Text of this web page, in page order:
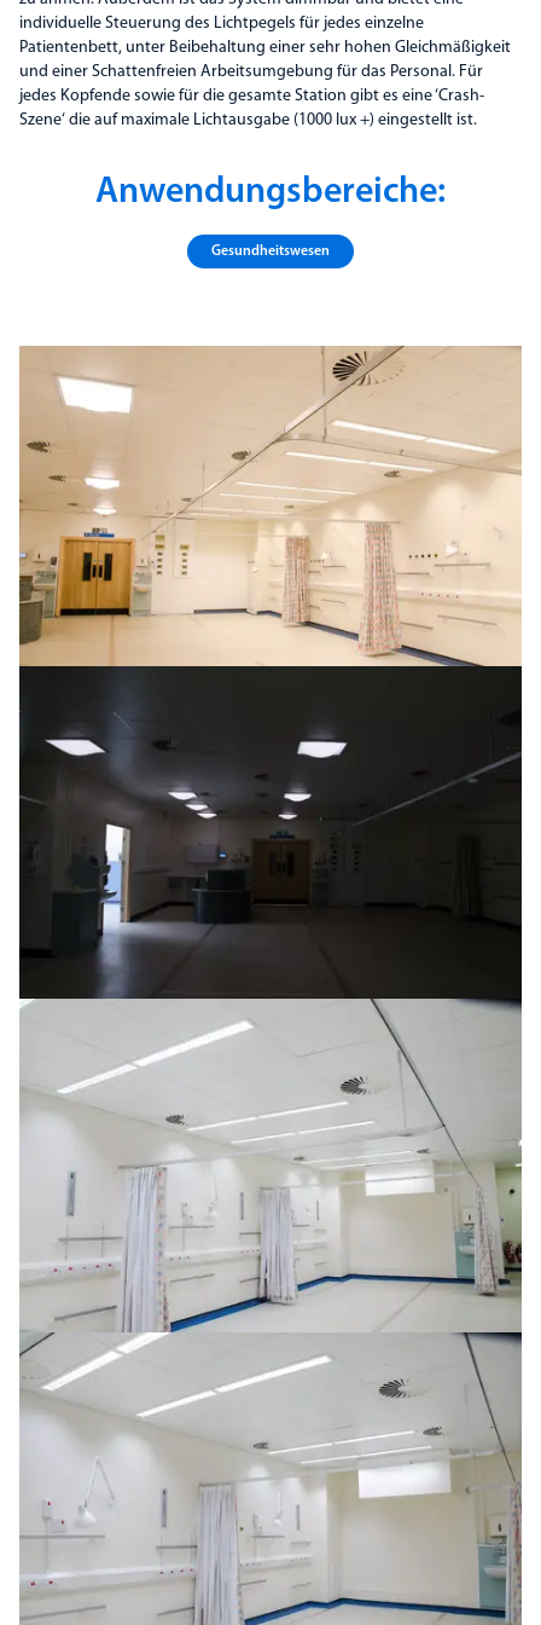
individuelle Steuerung des Lichtpegels für jedes einzelne
Patientenbett, unter Beibehaltung einer sehr hohen Gleichmäßigkeit
und einer Schattenfreien Arbeitsumgebung für das Personal. Für
jedes Kopfende sowie für die gesamte Station gibt es eine ‘Crash-
Szene‘ die auf maximale Lichtausgabe (1000 lux +) eingestellt ist.
Anwendungsbereiche:
Gesundheits­wesen